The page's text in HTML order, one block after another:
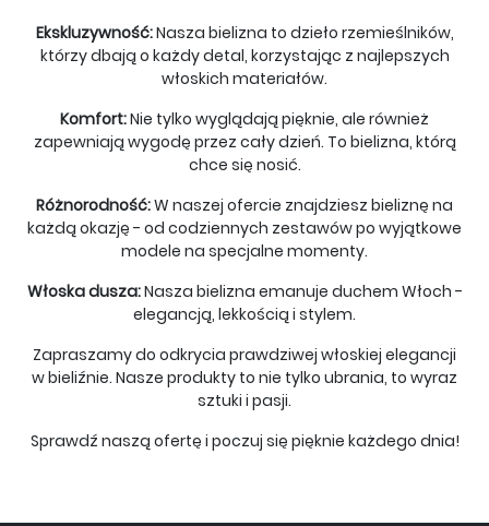
Ekskluzywność:Nasza bielizna to dzieło rzemieślników,
którzy dbają o każdy detal, korzystając z najlepszych
włoskich materiałów.
Komfort:Nie tylko wyglądają pięknie, ale również
zapewniają wygodę przez cały dzień. To bielizna, którą
chce się nosić.
Różnorodność:W naszej ofercie znajdziesz bieliznę na
każdą okazję - od codziennych zestawów po wyjątkowe
modele na specjalne momenty.
Włoska dusza:Nasza bielizna emanuje duchem Włoch -
elegancją, lekkością i stylem.
Zapraszamy do odkrycia prawdziwej włoskiej elegancji
w bieliźnie. Nasze produkty to nie tylko ubrania, to wyraz
sztuki i pasji.
Sprawdź naszą ofertę i poczuj się pięknie każdego dnia!